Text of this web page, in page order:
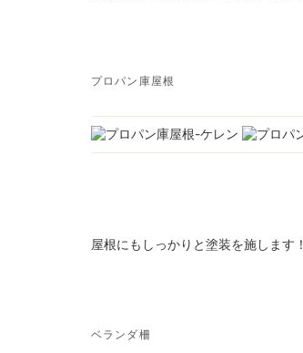
プロパン庫屋根
屋根にもしっかりと塗装を施します！
ベランダ柵